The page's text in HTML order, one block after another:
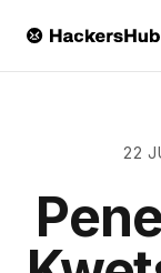
22